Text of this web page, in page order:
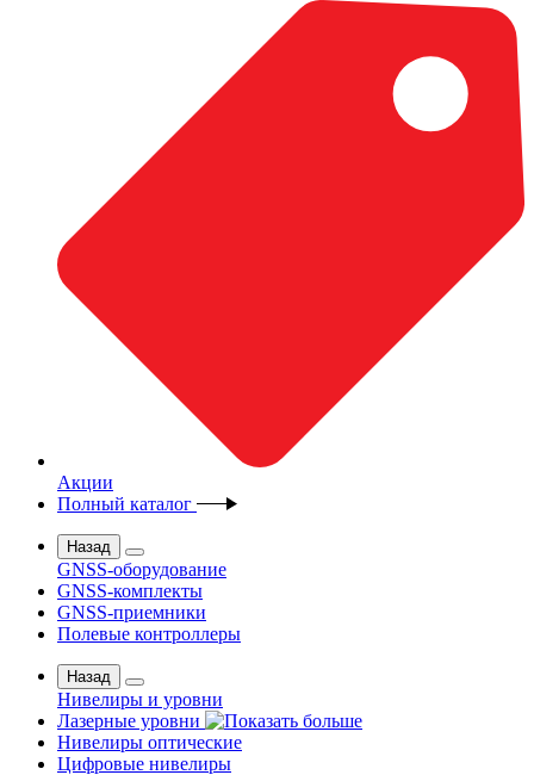
Акции
Полный каталог
Назад
GNSS-оборудование
GNSS-комплекты
GNSS-приемники
Полевые контроллеры
Назад
Нивелиры и уровни
Лазерные уровни
Нивелиры оптические
Цифровые нивелиры